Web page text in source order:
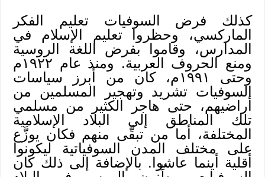
كذلك فرض السوفيات تعليم الفكر
الماركسي، وحظروا تعليم الإسلام في
المدارس، وقاموا بفرض اللغة الروسية
ومنع الحروف العربية. ومنذ عام ١٩٢٢م
وحتى ١٩٩١م، كان من أبرز سياسات
السوفيات تشريد وتهجير المسلمين من
أراضيهم، حتى هاجر الكثير من مسلمي
تلك المناطق إلى البلاد الإسلامية
المختلفة، أما من تبقَّى منهم فكان يوزَّع
على مختلف المدن السوفياتية ليكونوا
أقلية أينما عاشوا. بالإضافة إلى ذلك كان